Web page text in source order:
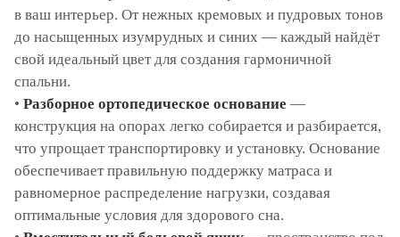
в ваш интерьер. От нежных кремовых и пудровых тонов
до насыщенных изумрудных и синих — каждый найдёт
свой идеальный цвет для создания гармоничной
спальни.
• Разборное ортопедическое основание —
конструкция на опорах легко собирается и разбирается,
что упрощает транспортировку и установку. Основание
обеспечивает правильную поддержку матраса и
равномерное распределение нагрузки, создавая
оптимальные условия для здорового сна.